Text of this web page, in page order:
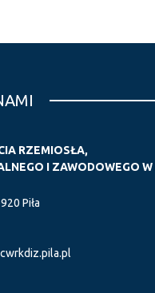
RZEMIOSŁA,
I ZAWODOWEGO W
Piła